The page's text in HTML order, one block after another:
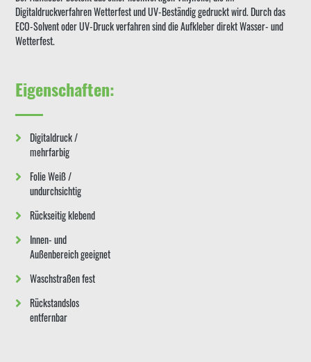
Digitaldruckverfahren Wetterfest und UV-Beständig gedruckt wird. Durch das
ECO-Solvent oder UV-Druck verfahren sind die Aufkleber direkt Wasser- und
Wetterfest.
Eigenschaften:
Digitaldruck /
mehrfarbig
Folie Weiß /
undurchsichtig
Rückseitig klebend
Innen- und
Außenbereich geeignet
Waschstraßen fest
Rückstandslos
entfernbar